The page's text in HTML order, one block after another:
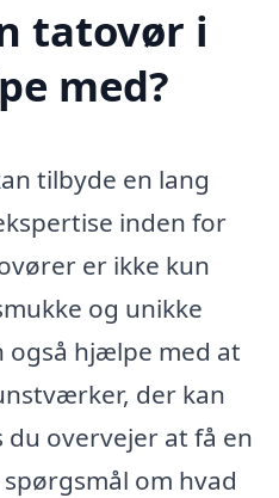
tatovør i
med?
tilbyde en lang
inden for
er ikke kun
og unikke
også hjælpe med at
der kan
du overvejer at få en
om hvad